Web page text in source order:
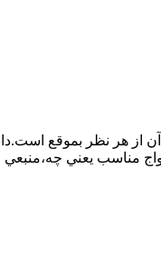
از هر نظر بموقع
مناسب يعني